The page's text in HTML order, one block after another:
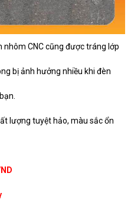
nhôm CNC cũng được tráng lớp
bị ảnh hưởng nhiều khi đèn
lượng tuyệt hảo, màu sắc ổn